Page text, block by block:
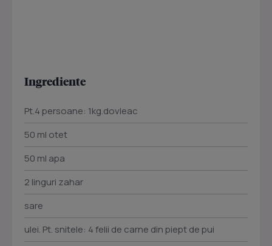
Ingrediente
Pt.4 persoane: 1kg.dovleac
50 ml otet
50 ml apa
2 linguri zahar
sare
ulei. Pt. snitele: 4 felii de carne din piept de pui